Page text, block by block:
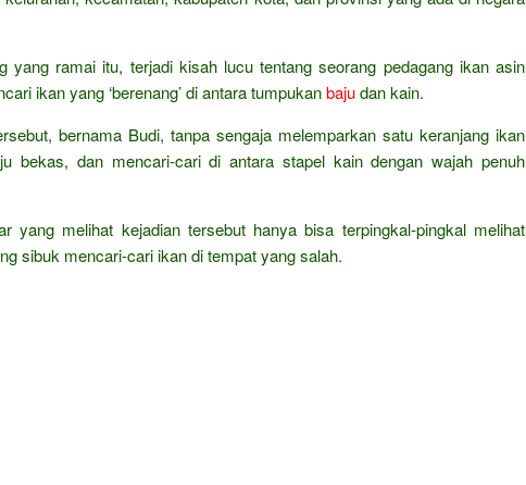
yang ramai itu, terjadi kisah lucu tentang seorang pedagang ikan asin
ikan yang ‘berenang’ di antara tumpukanbajudan kain.
bernama Budi, tanpa sengaja melemparkan satu keranjang ikan
bekas, dan mencari-cari di antara stapel kain dengan wajah penuh
yang melihat kejadian tersebut hanya bisa terpingkal-pingkal melihat
sibuk mencari-cari ikan di tempat yang salah.